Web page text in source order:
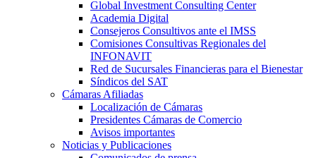
Global Investment Consulting Center
Academia Digital
Consejeros Consultivos ante el IMSS
Comisiones Consultivas Regionales del
INFONAVIT
Red de Sucursales Financieras para el Bienestar
Síndicos del SAT
Cámaras Afiliadas
Localización de Cámaras
Presidentes Cámaras de Comercio
Avisos importantes
Noticias y Publicaciones